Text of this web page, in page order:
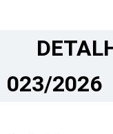
023/2026